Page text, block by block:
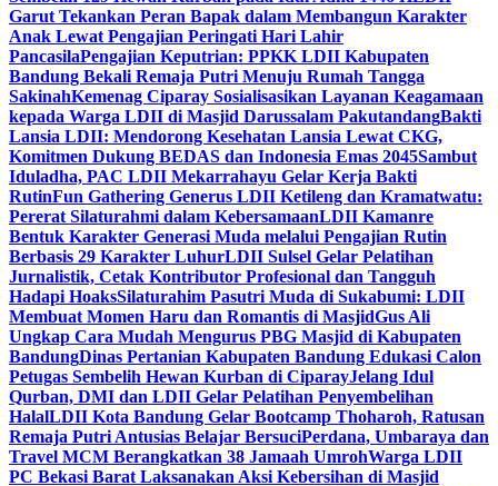
Garut Tekankan Peran Bapak dalam Membangun Karakter
Anak Lewat Pengajian Peringati Hari Lahir
PancasilaPengajian Keputrian: PPKK LDII Kabupaten
Bandung Bekali Remaja Putri Menuju Rumah Tangga
SakinahKemenag Ciparay Sosialisasikan Layanan Keagamaan
kepada Warga LDII di Masjid Darussalam PakutandangBakti
Lansia LDII: Mendorong Kesehatan Lansia Lewat CKG,
Komitmen Dukung BEDAS dan Indonesia Emas 2045Sambut
Iduladha, PAC LDII Mekarrahayu Gelar Kerja Bakti
RutinFun Gathering Generus LDII Ketileng dan Kramatwatu:
Pererat Silaturahmi dalam KebersamaanLDII Kamanre
Bentuk Karakter Generasi Muda melalui Pengajian Rutin
Berbasis 29 Karakter LuhurLDII Sulsel Gelar Pelatihan
Jurnalistik, Cetak Kontributor Profesional dan Tangguh
Hadapi HoaksSilaturahim Pasutri Muda di Sukabumi: LDII
Membuat Momen Haru dan Romantis di MasjidGus Ali
Ungkap Cara Mudah Mengurus PBG Masjid di Kabupaten
BandungDinas Pertanian Kabupaten Bandung Edukasi Calon
Petugas Sembelih Hewan Kurban di CiparayJelang Idul
Qurban, DMI dan LDII Gelar Pelatihan Penyembelihan
HalalLDII Kota Bandung Gelar Bootcamp Thoharoh, Ratusan
Remaja Putri Antusias Belajar BersuciPerdana, Umbaraya dan
Travel MCM Berangkatkan 38 Jamaah UmrohWarga LDII
PC Bekasi Barat Laksanakan Aksi Kebersihan di Masjid